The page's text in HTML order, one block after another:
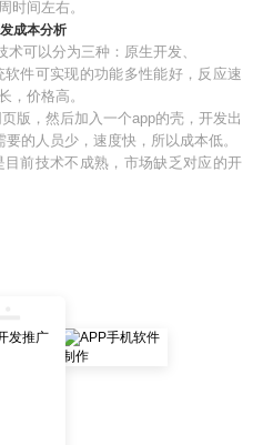
时间左右。
成本分析
可以分为三种：原生开发、
件可实现的功能多性能好，反应速
，价格高。
版，然后加入一个app的壳，开发出
的人员少，速度快，所以成本低。
前技术不成熟，市场缺乏对应的开